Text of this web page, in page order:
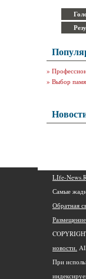
»
» Выбор
LIfe-
Самые
Обратная
новости.
При